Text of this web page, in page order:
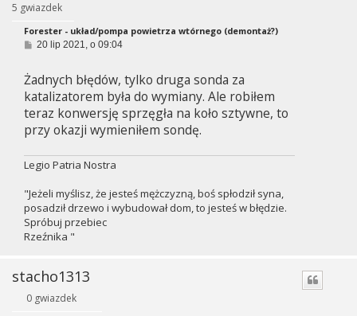
5 gwiazdek
Forester - układ/pompa powietrza wtórnego (demontaż?)
P
t
20 lip 2021, o 09:04
Żadnych błędów, tylko druga sonda za
katalizatorem była do wymiany. Ale robiłem
teraz konwersję sprzęgła na koło sztywne, to
przy okazji wymieniłem sondę.
Legio Patria Nostra
"Jeżeli myślisz, że jesteś mężczyzną, boś spłodził syna,
posadził drzewo i wybudował dom, to jesteś w błędzie.
Spróbuj przebiec
Rzeźnika "
stacho1313
0 gwiazdek